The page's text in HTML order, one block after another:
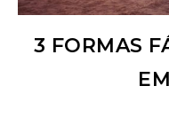
3 FORMAS